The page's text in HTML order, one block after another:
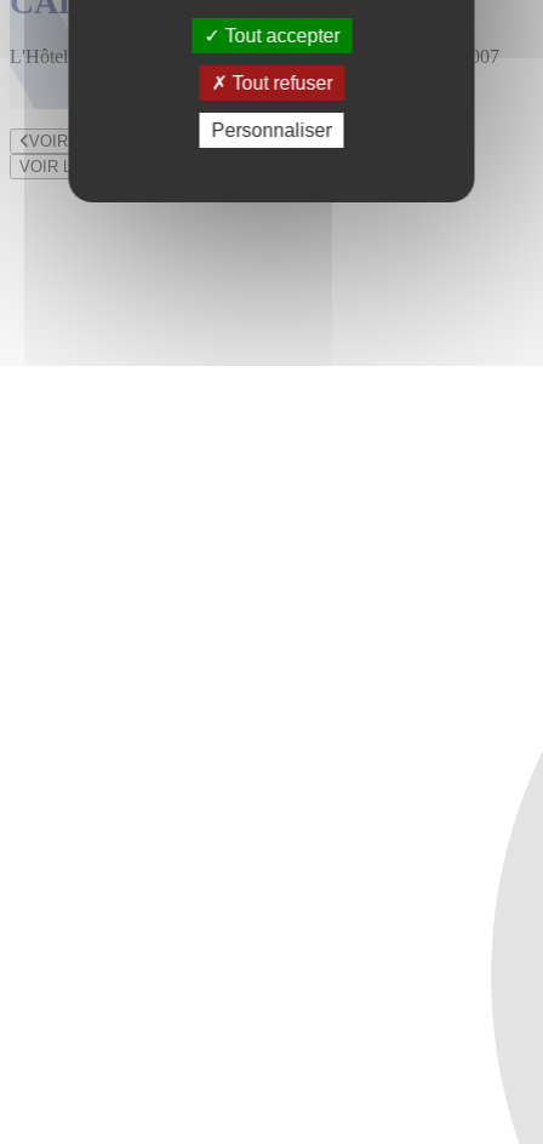
L'Hôtel des Ventes est installé au 47 rue du Bourny depuis 2007
VOIR LE LOT PRÉCÉDENT
VOIR LE LOT SUIVANT
Tout accepter
Tout refuser
Personnaliser